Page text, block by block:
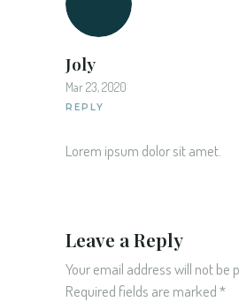
Joly
Mar 23, 2020
REPLY
Lorem ipsum dolor sit amet.
Leave a Reply
Your email address will not be
Required fields are marked*